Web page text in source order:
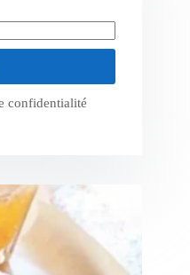
confidentialité